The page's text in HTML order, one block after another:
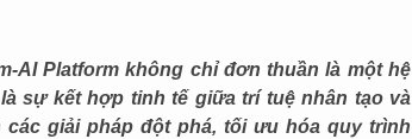
AI Platform không chỉ đơn thuần là một hệ
sự kết hợp tinh tế giữa trí tuệ nhân tạo và
giải pháp đột phá, tối ưu hóa quy trình